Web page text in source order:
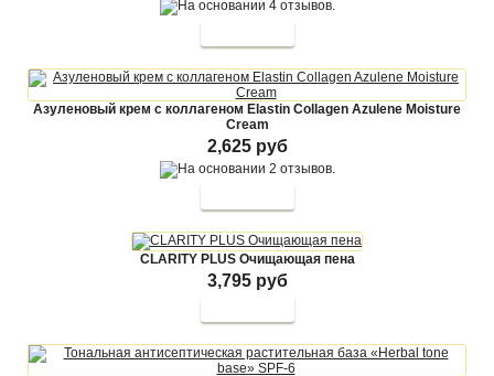
Азуленовый крем с коллагеном Elastin Collagen Azulene Moisture
Cream
2,625 руб
CLARITY PLUS Очищающая пена
3,795 руб